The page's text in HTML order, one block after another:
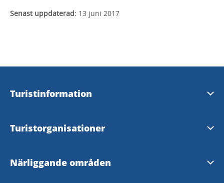
Senast uppdaterad: 13 juni 2017
Turistinformation
Visit Dalsland Center
Turistorganisationer
Visit Dalsland AB
Närliggande områden